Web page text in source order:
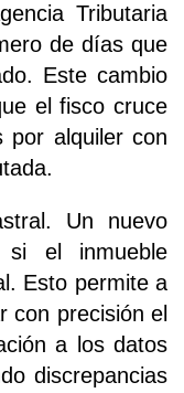
Tributaria
de días que
Este cambio
el fisco cruce
por alquiler con
Un nuevo
si el inmueble
Esto permite a
con precisión el
a los datos
discrepancias